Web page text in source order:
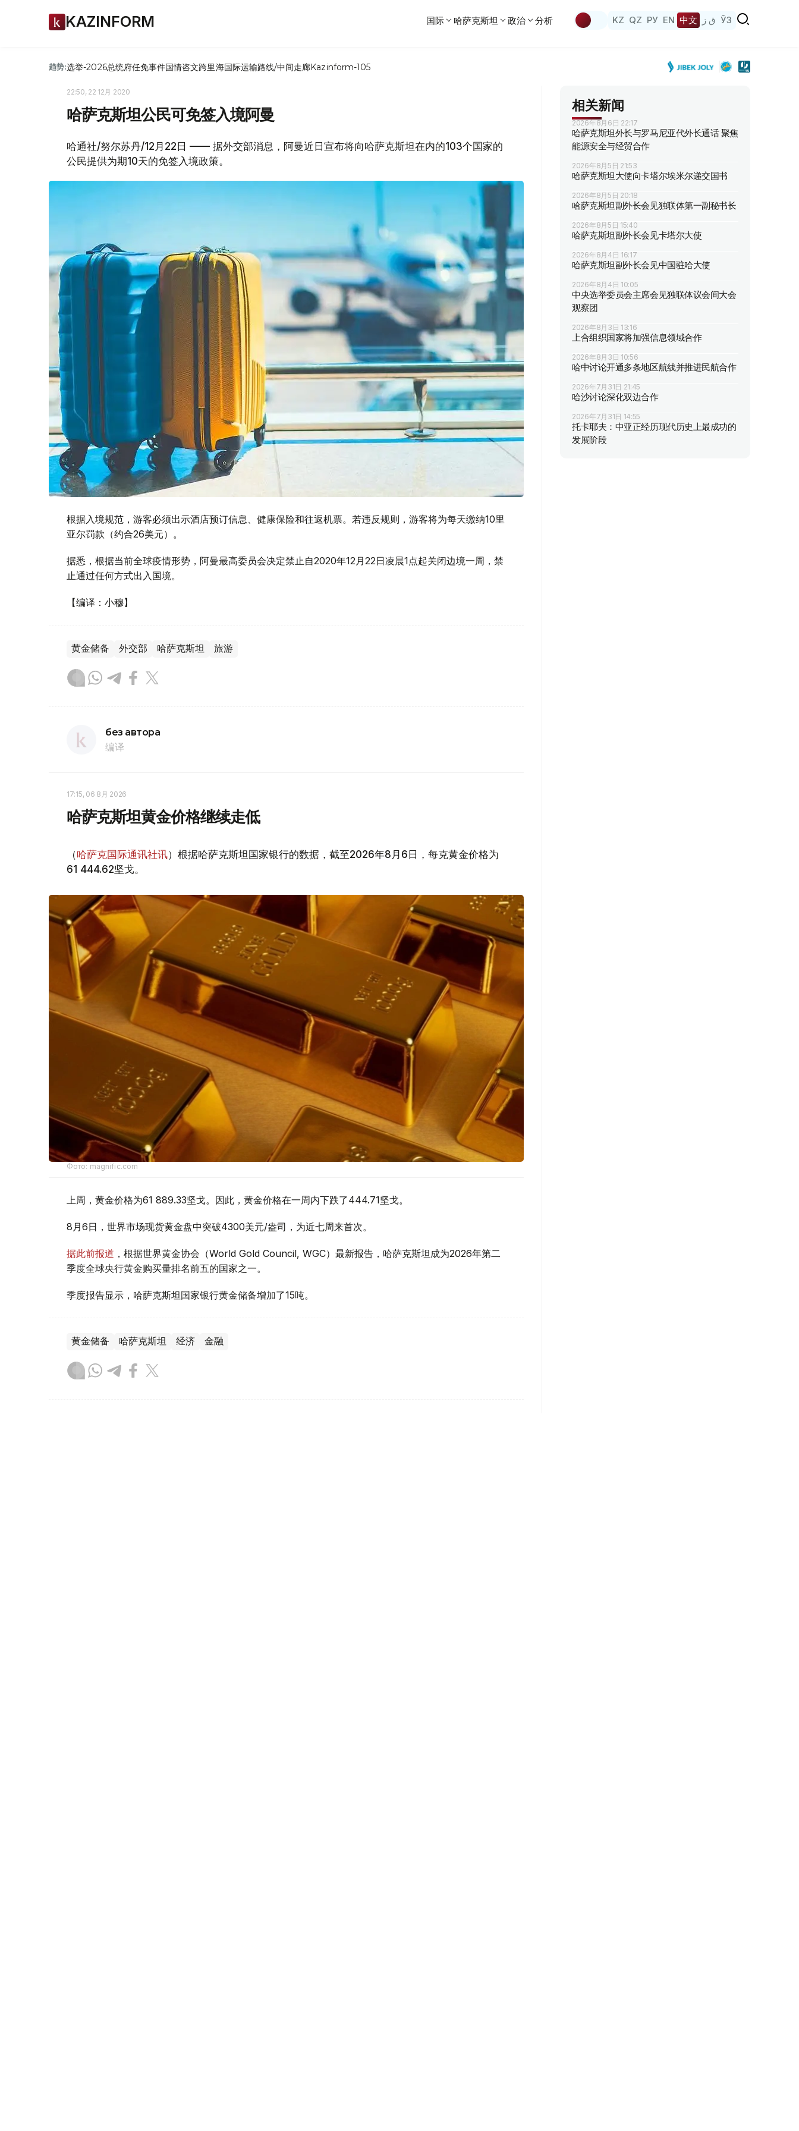
KAZINFORM 国际 哈萨克斯坦 政治 分析 KZ QZ РУ EN 中文 ق ز ЎЗ
趋势:选举-2026总统府任免事件国情咨文跨里海国际运输路线/中间走廊Kazinform-105
22:50, 22 12月 2020
哈萨克斯坦公民可免签入境阿曼
哈通社/努尔苏丹/12月22日 —— 据外交部消息，阿曼近日宣布将向哈萨克斯坦在内的103个国家的
公民提供为期10天的免签入境政策。
根据入境规范，游客必须出示酒店预订信息、健康保险和往返机票。若违反规则，游客将为每天缴纳10里
亚尔罚款（约合26美元）。
据悉，根据当前全球疫情形势，阿曼最高委员会决定禁止自2020年12月22日凌晨1点起关闭边境一周，禁
止通过任何方式出入国境。
【编译：小穆】
黄金储备 外交部 哈萨克斯坦 旅游
без автора
编译
17:15, 06 8月 2026
哈萨克斯坦黄金价格继续走低
（哈萨克国际通讯社讯）根据哈萨克斯坦国家银行的数据，截至2026年8月6日，每克黄金价格为
61 444.62坚戈。
Фото: magnific.com
上周，黄金价格为61 889.33坚戈。因此，黄金价格在一周内下跌了444.71坚戈。
8月6日，世界市场现货黄金盘中突破4300美元/盎司，为近七周来首次。
据此前报道 ，根据世界黄金协会（World Gold Council, WGC）最新报告，哈萨克斯坦成为2026年第二
季度全球央行黄金购买量排名前五的国家之一。
季度报告显示，哈萨克斯坦国家银行黄金储备增加了15吨。
黄金储备 哈萨克斯坦 经济 金融
相关新闻
2026年8月6日 22:17
哈萨克斯坦外长与罗马尼亚代外长通话 聚焦
能源安全与经贸合作
2026年8月5日 21:53
哈萨克斯坦大使向卡塔尔埃米尔递交国书
2026年8月5日 20:18
哈萨克斯坦副外长会见独联体第一副秘书长
2026年8月5日 15:40
哈萨克斯坦副外长会见卡塔尔大使
2026年8月4日 16:17
哈萨克斯坦副外长会见中国驻哈大使
2026年8月4日 10:05
中央选举委员会主席会见独联体议会间大会
观察团
2026年8月3日 13:16
上合组织国家将加强信息领域合作
2026年8月3日 10:56
哈中讨论开通多条地区航线并推进民航合作
2026年7月31日 21:45
哈沙讨论深化双边合作
2026年7月31日 14:55
托卡耶夫：中亚正经历现代历史上最成功的
发展阶段